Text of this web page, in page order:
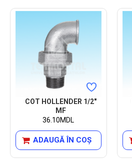
COT HOLLENDER 1/2"
MF
36.10MDL
ADAUGĂ ÎN COŞ